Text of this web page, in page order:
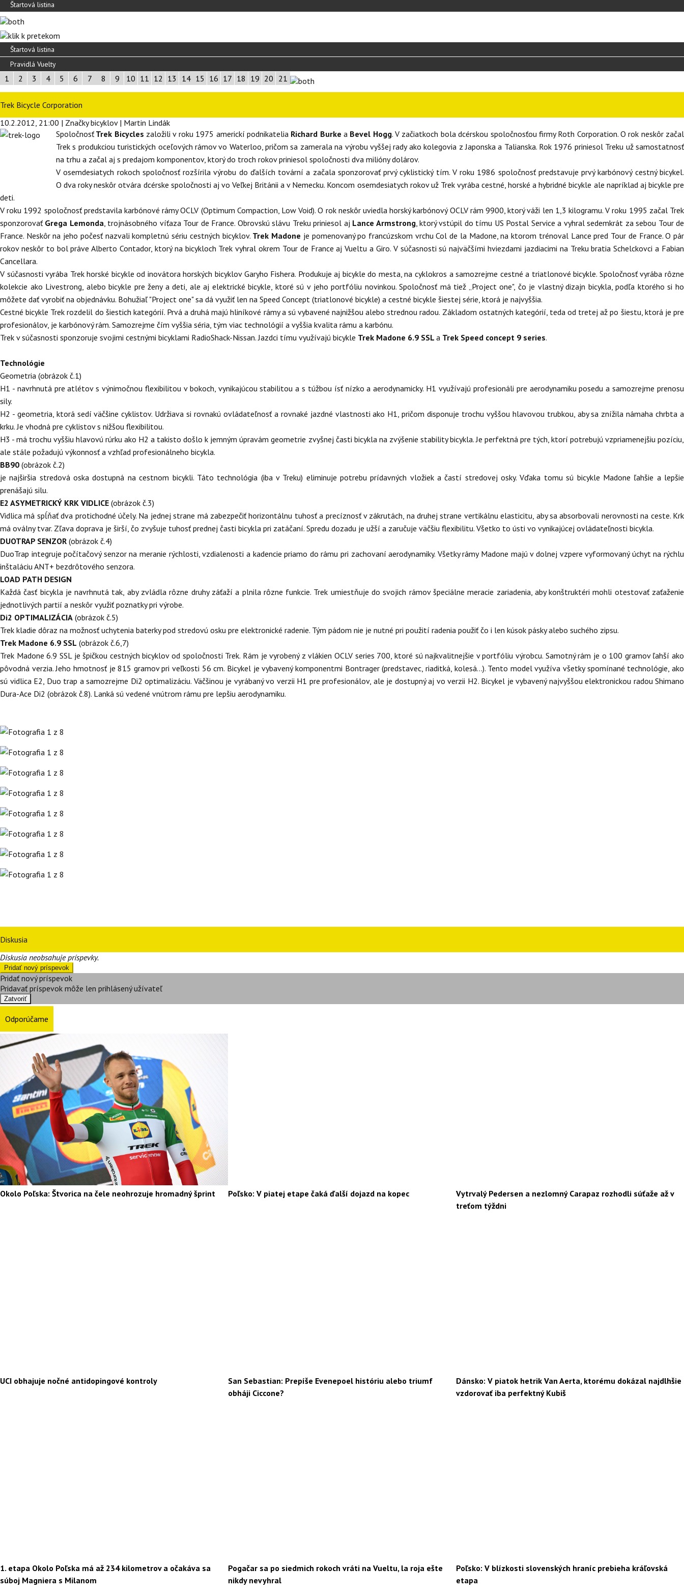
Štartová listina
Štartová listina
Pravidlá Vuelty
1 2 3 4 5 6 7 8 9 10 11 12 13 14 15 16 17 18 19 20 21
Trek Bicycle Corporation
10.2.2012, 21:00 | Značky bicyklov | Martin Lindák
SpoločnosťTrek Bicycles založili v roku 1975 americkí podnikatelia Richard Burke a Bevel Hogg. V začiatkoch bola dcérskou spoločnosťou firmy Roth Corporation. O rok neskôr začal
Trek s produkciou turistických oceľových rámov vo Waterloo, pričom sa zamerala na výrobu vyššej rady ako kolegovia z Japonska a Talianska. Rok 1976 priniesol Treku už samostatnosť
na trhu a začal aj s predajom komponentov, ktorý do troch rokov priniesol spoločnosti dva milióny dolárov.
V osemdesiatych rokoch spoločnosť rozšírila výrobu do ďalších tovární a začala sponzorovať prvý cyklistický tím. V roku 1986 spoločnosť predstavuje prvý karbónový cestný bicykel.
O dva roky neskôr otvára dcérske spoločnosti aj vo Veľkej Británii a v Nemecku. Koncom osemdesiatych rokov už Trek vyrába cestné, horské a hybridné bicykle ale napríklad aj bicykle pre
deti.
V roku 1992 spoločnosť predstavila karbónové rámy OCLV (Optimum Compaction, Low Void). O rok neskôr uviedla horský karbónový OCLV rám 9900, ktorý váži len 1,3 kilogramu. V roku 1995 začal Trek
sponzorovaťGrega Lemonda, trojnásobného víťaza Tour de France. Obrovskú slávu Treku priniesol aj Lance Armstrong, ktorý vstúpil do tímu US Postal Service a vyhral sedemkrát za sebou Tour de
France. Neskôr na jeho počesť nazvali kompletnú sériu cestných bicyklov. Trek Madone je pomenovaný po francúzskom vrchu Col de la Madone, na ktorom trénoval Lance pred Tour de France. O pár
rokov neskôr to bol práve Alberto Contador, ktorý na bicykloch Trek vyhral okrem Tour de France aj Vueltu a Giro. V súčasnosti sú najväčšími hviezdami jazdiacimi na Treku bratia Schelckovci a Fabian
Cancellara.
V súčasnosti vyrába Trek horské bicykle od inovátora horských bicyklov Garyho Fishera. Produkuje aj bicykle do mesta, na cyklokros a samozrejme cestné a triatlonové bicykle. Spoločnosť vyrába rôzne
kolekcie ako Livestrong, alebo bicykle pre ženy a deti, ale aj elektrické bicykle, ktoré sú v jeho portfóliu novinkou. Spoločnosť má tiež „Project one", čo je vlastný dizajn bicykla, podľa ktorého si ho
môžete dať vyrobiť na objednávku. Bohužiaľ "Project one" sa dá využiť len na Speed Concept (triatlonové bicykle) a cestné bicykle šiestej série, ktorá je najvyššia.
Cestné bicykle Trek rozdelil do šiestich kategórií. Prvá a druhá majú hliníkové rámy a sú vybavené najnižšou alebo strednou radou. Základom ostatných kategórií, teda od tretej až po šiestu, ktorá je pre
profesionálov, je karbónový rám. Samozrejme čím vyššia séria, tým viac technológií a vyššia kvalita rámu a karbónu.
Trek v súčasnosti sponzoruje svojimi cestnými bicyklami RadioShack-Nissan. Jazdci tímu využívajú bicykle Trek Madone 6.9 SSL a Trek Speed concept 9 series.
Technológie
Geometria (obrázok č.1)
H1 - navrhnutá pre atlétov s výnimočnou flexibilitou v bokoch, vynikajúcou stabilitou a s túžbou ísť nízko a aerodynamicky. H1 využívajú profesionáli pre aerodynamiku posedu a samozrejme prenosu
sily.
H2 - geometria, ktorá sedí väčšine cyklistov. Udržiava si rovnakú ovládateľnosť a rovnaké jazdné vlastnosti ako H1, pričom disponuje trochu vyššou hlavovou trubkou, aby sa znížila námaha chrbta a
krku. Je vhodná pre cyklistov s nižšou flexibilitou.
H3 - má trochu vyššiu hlavovú rúrku ako H2 a takisto došlo k jemným úpravám geometrie zvyšnej časti bicykla na zvýšenie stability bicykla. Je perfektná pre tých, ktorí potrebujú vzpriamenejšiu pozíciu,
ale stále požadujú výkonnosť a vzhľad profesionálneho bicykla.
BB90 (obrázok č.2)
je najširšia stredová oska dostupná na cestnom bicykli. Táto technológia (iba v Treku) eliminuje potrebu prídavných vložiek a častí stredovej osky. Vďaka tomu sú bicykle Madone ľahšie a lepšie
prenášajú silu.
E2 ASYMETRICKÝ KRK VIDLICE (obrázok č.3)
Vidlica má spĺňať dva protichodné účely. Na jednej strane má zabezpečiť horizontálnu tuhosť a precíznosť v zákrutách, na druhej strane vertikálnu elasticitu, aby sa absorbovali nerovnosti na ceste. Krk
má oválny tvar. Zľava doprava je širší, čo zvyšuje tuhosť prednej časti bicykla pri zatáčaní. Spredu dozadu je užší a zaručuje väčšiu flexibilitu. Všetko to ústi vo vynikajúcej ovládateľnosti bicykla.
DUOTRAP SENZOR (obrázok č.4)
DuoTrap integruje počítačový senzor na meranie rýchlosti, vzdialenosti a kadencie priamo do rámu pri zachovaní aerodynamiky. Všetky rámy Madone majú v dolnej vzpere vyformovaný úchyt na rýchlu
inštaláciu ANT+ bezdrôtového senzora.
LOAD PATH DESIGN
Každá časť bicykla je navrhnutá tak, aby zvládla rôzne druhy záťaží a plnila rôzne funkcie. Trek umiestňuje do svojich rámov špeciálne meracie zariadenia, aby konštruktéri mohli otestovať zaťaženie
jednotlivých partií a neskôr využiť poznatky pri výrobe.
Di2 OPTIMALIZÁCIA (obrázok č.5)
Trek kladie dôraz na možnosť uchytenia baterky pod stredovú osku pre elektronické radenie. Tým pádom nie je nutné pri použití radenia použiť čo i len kúsok pásky alebo suchého zipsu.
Trek Madone 6.9 SSL (obrázok č.6,7)
Trek Madone 6.9 SSL je špičkou cestných bicyklov od spoločnosti Trek. Rám je vyrobený z vlákien OCLV series 700, ktoré sú najkvalitnejšie v portfóliu výrobcu. Samotný rám je o 100 gramov ľahší ako
pôvodná verzia. Jeho hmotnosť je 815 gramov pri veľkosti 56 cm. Bicykel je vybavený komponentmi Bontrager (predstavec, riaditká, kolesá...). Tento model využíva všetky spomínané technológie, ako
sú vidlica E2, Duo trap a samozrejme Di2 optimalizáciu. Väčšinou je vyrábaný vo verzii H1 pre profesionálov, ale je dostupný aj vo verzii H2. Bicykel je vybavený najvyššou elektronickou radou Shimano
Dura-Ace Di2 (obrázok č.8). Lanká sú vedené vnútrom rámu pre lepšiu aerodynamiku.
Diskusia
Diskusia neobsahuje príspevky.
Pridať nový príspevok
Pridať nový príspevok
Pridavať príspevok môže len prihlásený užívateľ
Zatvoriť
Odporúčame
Okolo Poľska: Štvorica na čele neohrozuje hromadný šprint Poľsko: V piatej etape čaká ďalší dojazd na kopec
Vytrvalý Pedersen a nezlomný Carapaz rozhodli súťaže až v
treťom týždni
UCI obhajuje nočné antidopingové kontroly
San Sebastian: Prepíše Evenepoel históriu alebo triumf
obháji Ciccone?
Dánsko: V piatok hetrik Van Aerta, ktorému dokázal najdlhšie
vzdorovať iba perfektný Kubiš
1. etapa Okolo Poľska má až 234 kilometrov a očakáva sa
súboj Magniera s Milanom
Pogačar sa po siedmich rokoch vráti na Vueltu, la roja ešte
nikdy nevyhral
Poľsko: V blízkosti slovenských hraníc prebieha kráľovská
etapa